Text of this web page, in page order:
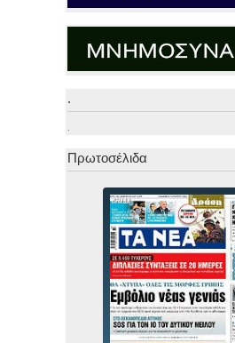
.
.
Πρωτοσέλιδα